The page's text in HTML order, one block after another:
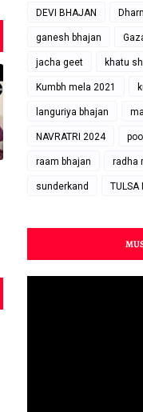
DEVI BHAJAN
ganesh bhajan
jacha geet khatu
Kumbh mela 2021
languriya bhajan
NAVRATRI 2024
raam bhajan radha
sunderkand TULSA